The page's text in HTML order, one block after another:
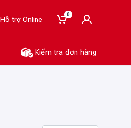
Hỗ trợ Online
0
Kiểm tra đơn hàng